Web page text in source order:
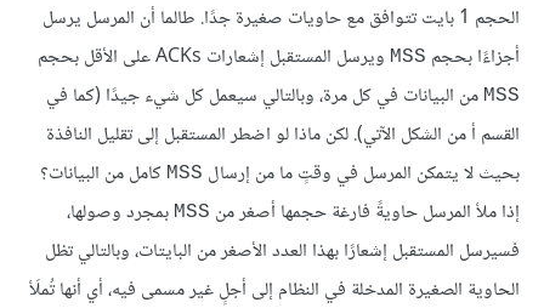
الحجم 1 بايت تتوافق مع حاويات صغيرة جدًا. طالما أن المرسل يرسل
أجزاءًا بحجم MSS ويرسل المستقبل إشعارات ACKs على الأقل بحجم
MSS من البيانات في كل مرة، وبالتالي سيعمل كل شيء جيدًا (كما في
القسم أ من الشكل الآتي). لكن ماذا لو اضطر المستقبل إلى تقليل النافذة
بحيث لا يتمكن المرسل في وقتٍ ما من إرسال MSS كامل من البيانات؟
إذا ملأ المرسل حاويةً فارغة حجمها أصغر من MSS بمجرد وصولها،
فسيرسل المستقبل إشعارًا بهذا العدد الأصغر من البايتات، وبالتالي تظل
الحاوية الصغيرة المدخلة في النظام إلى أجلٍ غير مسمى فيه، أي أنها تُملَأ